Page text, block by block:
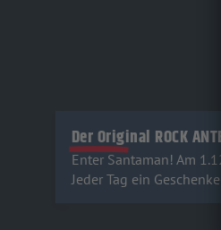
Der Original ROCK
Enter Santaman! Am
Jeder Tag ein